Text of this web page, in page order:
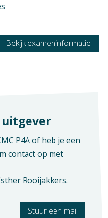
- Commercie
medewerker
Bekijk exameninformatie
uitgever
P4A of heb je een
contact op met
Rooijakkers.
Stuur een mail